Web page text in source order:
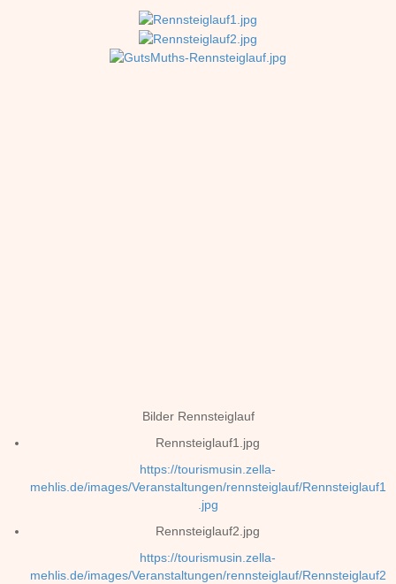
Bilder Rennsteiglauf
Rennsteiglauf1.jpg
https://tourismusin.zella-
mehlis.de/images/Veranstaltungen/rennsteiglauf/Rennsteiglauf1
.jpg
Rennsteiglauf2.jpg
https://tourismusin.zella-
mehlis.de/images/Veranstaltungen/rennsteiglauf/Rennsteiglauf2